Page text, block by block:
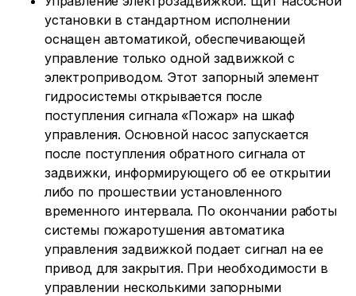
установки в стандартном исполнении
оснащен автоматикой, обеспечивающей
управление только одной задвижкой с
электроприводом. Этот запорный элемент
гидросистемы открывается после
поступления сигнала «Пожар» на шкаф
управления. Основной насос запускается
после поступления обратного сигнала от
задвижки, информирующего об ее открытии
либо по прошествии установленного
временного интервала. По окончании работы
системы пожаротушения автоматика
управления задвижкой подает сигнал на ее
привод для закрытия. При необходимости в
управлении несколькими запорными